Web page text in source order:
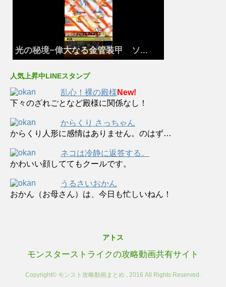
光の秘境−偉大なる金管装甲 ソ...
人気上昇中LINEスタンプ
乱心！裸の殿様 New!
下々のざれごとなど殿様に関係なし！
からくり さっちゃん
からくり人形に感情はありません。のはず…
ネコは冷静に返答する。
かわいい顔しててもクールです。
うるさいおかん
おかん（お母さん）は、今日も忙しいねん！
アトス
モンスターストライクの攻略動画共有サイト
Copyright© モンスト攻略動画まとめ , 2016 All Rights Reserved.